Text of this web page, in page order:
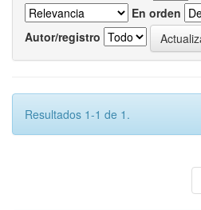
En orden
Autor/registro
Resultados 1-1 de 1.